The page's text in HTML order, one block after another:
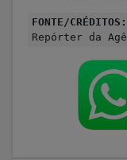
FONTE/CRÉDITOS:
Repórter da